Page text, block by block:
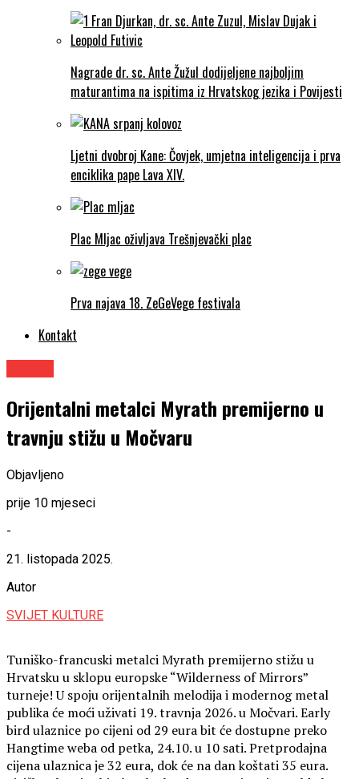
Nagrade dr. sc. Ante Žužul dodijeljene najboljim
maturantima na ispitima iz Hrvatskog jezika i Povijesti
Ljetni dvobroj Kane: Čovjek, umjetna inteligencija i prva
enciklika pape Lava XIV.
Plac Mljac oživljava Trešnjevački plac
Prva najava 18. ZeGeVege festivala
Kontakt
Orijentalni metalci Myrath premijerno u
travnju stižu u Močvaru
Objavljeno
prije 10 mjeseci
-
21. listopada 2025.
Autor
SVIJET KULTURE
Tuniško-francuski metalci Myrath premijerno stižu u
Hrvatsku u sklopu europske “Wilderness of Mirrors”
turneje! U spoju orijentalnih melodija i modernog metal
publika će moći uživati 19. travnja 2026. u Močvari. Early
bird ulaznice po cijeni od 29 eura bit će dostupne preko
Hangtime weba od petka, 24.10. u 10 sati. Pretprodajna
cijena ulaznica je 32 eura, dok će na dan koštati 35 eura.